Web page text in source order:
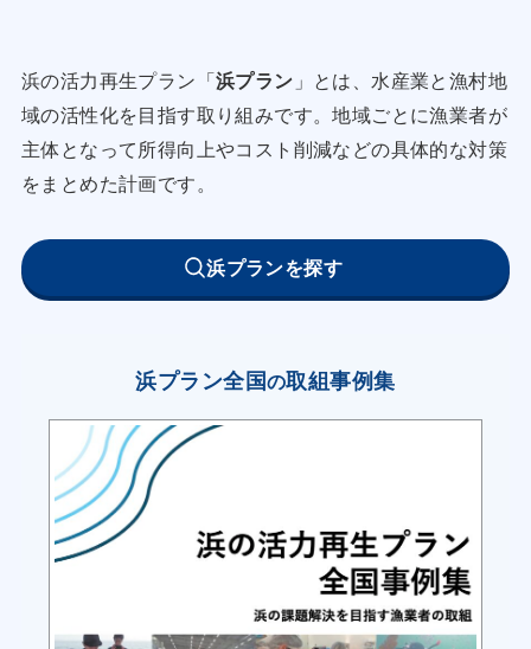
把握を行うことで、よりニーズに即した養殖魚の
生産に取り組み、併せて地元の水産加工業者と協
力しフィレ加工等の商品の開発を検討する。
上記の高付加価値化の取組によりそれぞれ
(２)地先資源の維持回復
沿岸漁業者は、漁協とともに資源管理の取組につ
の保全、放流等、資源評価に基づいた適切な方法
ける収入の向上を図る
(３)新たな操業体制の導入
魚類養殖業者14経営体は、池入れ及び出荷サイズ
の見直しや給餌方法の見直し、経営規模や経営構
造の最適化によって収益性の向上を図る。積極的
な人工種苗の導入により、天然資源に依存しない
浜の活力再生プラン「浜プラン 」とは、水産業と漁村地
域の活性化を目指す取り組みです。地域ごとに漁業者が
主体となって所得向上やコスト削減などの具体的な対策
をまとめた計画です。
浜プランを探す
浜プラン全国の取組事例集